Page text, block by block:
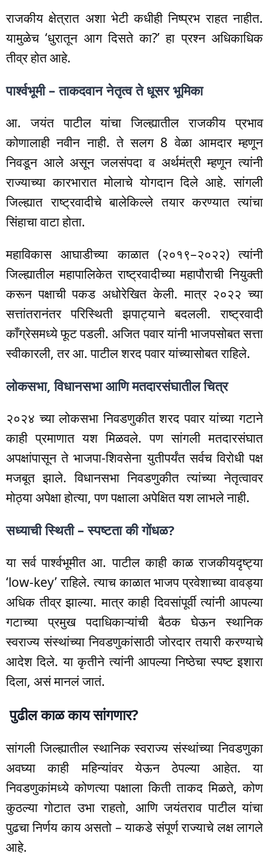
राजकीय क्षेत्रात अशा भेटी कधीही निष्प्रभ राहत नाहीत.
यामुळेच ‘धुरातून आग दिसते का?’ हा प्रश्न अधिकाधिक
तीव्र होत आहे.
पार्श्वभूमी – ताकदवान नेतृत्व ते धूसर भूमिका
आ. जयंत पाटील यांचा जिल्ह्यातील राजकीय प्रभाव
कोणालाही नवीन नाही. ते सलग 8 वेळा आमदार म्हणून
निवडून आले असून जलसंपदा व अर्थमंत्री म्हणून त्यांनी
राज्याच्या कारभारात मोलाचे योगदान दिले आहे. सांगली
जिल्ह्यात राष्ट्रवादीचे बालेकिल्ले तयार करण्यात त्यांचा
सिंहाचा वाटा होता.
महाविकास आघाडीच्या काळात (२०१९–२०२२) त्यांनी
जिल्ह्यातील महापालिकेत राष्ट्रवादीच्या महापौराची नियुक्ती
करून पक्षाची पकड अधोरेखित केली. मात्र २०२२ च्या
सत्तांतरानंतर परिस्थिती झपाट्याने बदलली. राष्ट्रवादी
काँग्रेसमध्ये फूट पडली. अजित पवार यांनी भाजपसोबत सत्ता
स्वीकारली, तर आ. पाटील शरद पवार यांच्यासोबत राहिले.
लोकसभा, विधानसभा आणि मतदारसंघातील चित्र
२०२४ च्या लोकसभा निवडणुकीत शरद पवार यांच्या गटाने
काही प्रमाणात यश मिळवले. पण सांगली मतदारसंघात
अपक्षांपासून ते भाजपा-शिवसेना युतीपर्यंत सर्वच विरोधी पक्ष
मजबूत झाले. विधानसभा निवडणुकीत त्यांच्या नेतृत्वावर
मोठ्या अपेक्षा होत्या, पण पक्षाला अपेक्षित यश लाभले नाही.
सध्याची स्थिती – स्पष्टता की गोंधळ?
या सर्व पार्श्वभूमीत आ. पाटील काही काळ राजकीयदृष्ट्या
‘low-key’ राहिले. त्याच काळात भाजप प्रवेशाच्या वावड्या
अधिक तीव्र झाल्या. मात्र काही दिवसांपूर्वी त्यांनी आपल्या
गटाच्या प्रमुख पदाधिकाऱ्यांची बैठक घेऊन स्थानिक
स्वराज्य संस्थांच्या निवडणुकांसाठी जोरदार तयारी करण्याचे
आदेश दिले. या कृतीने त्यांनी आपल्या निष्ठेचा स्पष्ट इशारा
दिला, असं मानलं जातं.
पुढील काळ काय सांगणार?
सांगली जिल्ह्यातील स्थानिक स्वराज्य संस्थांच्या निवडणुका
अवघ्या काही महिन्यांवर येऊन ठेपल्या आहेत. या
निवडणुकांमध्ये कोणत्या पक्षाला किती ताकद मिळते, कोण
कुठल्या गोटात उभा राहतो, आणि जयंतराव पाटील यांचा
पुढचा निर्णय काय असतो – याकडे संपूर्ण राज्याचे लक्ष लागले
आहे.